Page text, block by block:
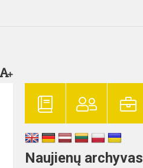
Naujienų archyvas